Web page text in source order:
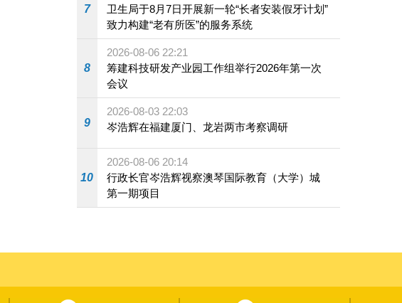
7
卫生局于8月7日开展新一轮“长者安装假牙计划”
致力构建“老有所医”的服务系统
8
2026-08-06 22:21
筹建科技研发产业园工作组举行2026年第一次
会议
9
2026-08-03 22:03
岑浩辉在福建厦门、龙岩两市考察调研
10
2026-08-06 20:14
行政长官岑浩辉视察澳琴国际教育（大学）城
第一期项目